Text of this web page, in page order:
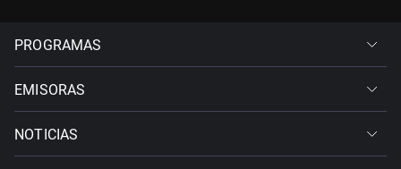
PROGRAMAS
EMISORAS
NOTICIAS